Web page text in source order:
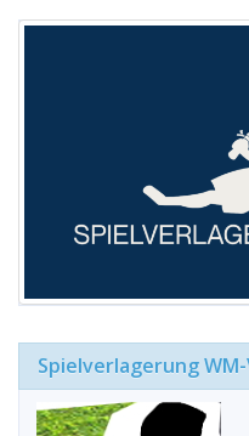
Spielverlagerung